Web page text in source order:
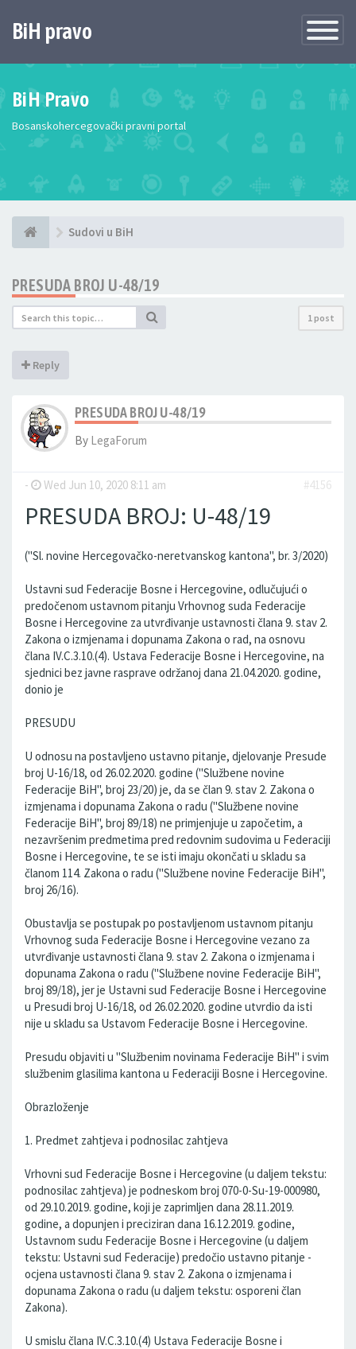
Toggle
BiH pravo
BiH Pravo
Bosanskohercegovački pravni portal
Sudovi u BiH
PRESUDA BROJ U-48/19
1 post
Reply
PRESUDA BROJ U-48/19
By LegaForum
- Wed Jun 10, 2020 8:11 am #4156
PRESUDA BROJ: U-48/19
("Sl. novine Hercegovačko-neretvanskog kantona", br. 3/2020)
Ustavni sud Federacije Bosne i Hercegovine, odlučujući o
predočenom ustavnom pitanju Vrhovnog suda Federacije
Bosne i Hercegovine za utvrđivanje ustavnosti člana 9. stav 2.
Zakona o izmjenama i dopunama Zakona o rad, na osnovu
člana IV.C.3.10.(4). Ustava Federacije Bosne i Hercegovine, na
sjednici bez javne rasprave održanoj dana 21.04.2020. godine,
donio je
PRESUDU
U odnosu na postavljeno ustavno pitanje, djelovanje Presude
broj U-16/18, od 26.02.2020. godine ("Službene novine
Federacije BiH", broj 23/20) je, da se član 9. stav 2. Zakona o
izmjenama i dopunama Zakona o radu ("Službene novine
Federacije BiH", broj 89/18) ne primjenjuje u započetim, a
nezavršenim predmetima pred redovnim sudovima u Federaciji
Bosne i Hercegovine, te se isti imaju okončati u skladu sa
članom 114. Zakona o radu ("Službene novine Federacije BiH",
broj 26/16).
Obustavlja se postupak po postavljenom ustavnom pitanju
Vrhovnog suda Federacije Bosne i Hercegovine vezano za
utvrđivanje ustavnosti člana 9. stav 2. Zakona o izmjenama i
dopunama Zakona o radu ("Službene novine Federacije BiH",
broj 89/18), jer je Ustavni sud Federacije Bosne i Hercegovine
u Presudi broj U-16/18, od 26.02.2020. godine utvrdio da isti
nije u skladu sa Ustavom Federacije Bosne i Hercegovine.
Presudu objaviti u "Službenim novinama Federacije BiH" i svim
službenim glasilima kantona u Federaciji Bosne i Hercegovine.
Obrazloženje
1. Predmet zahtjeva i podnosilac zahtjeva
Vrhovni sud Federacije Bosne i Hercegovine (u daljem tekstu:
podnosilac zahtjeva) je podneskom broj 070-0-Su-19-000980,
od 29.10.2019. godine, koji je zaprimljen dana 28.11.2019.
godine, a dopunjen i preciziran dana 16.12.2019. godine,
Ustavnom sudu Federacije Bosne i Hercegovine (u daljem
tekstu: Ustavni sud Federacije) predočio ustavno pitanje -
ocjena ustavnosti člana 9. stav 2. Zakona o izmjenama i
dopunama Zakona o radu (u daljem tekstu: osporeni član
Zakona).
U smislu člana IV.C.3.10.(4) Ustava Federacije Bosne i